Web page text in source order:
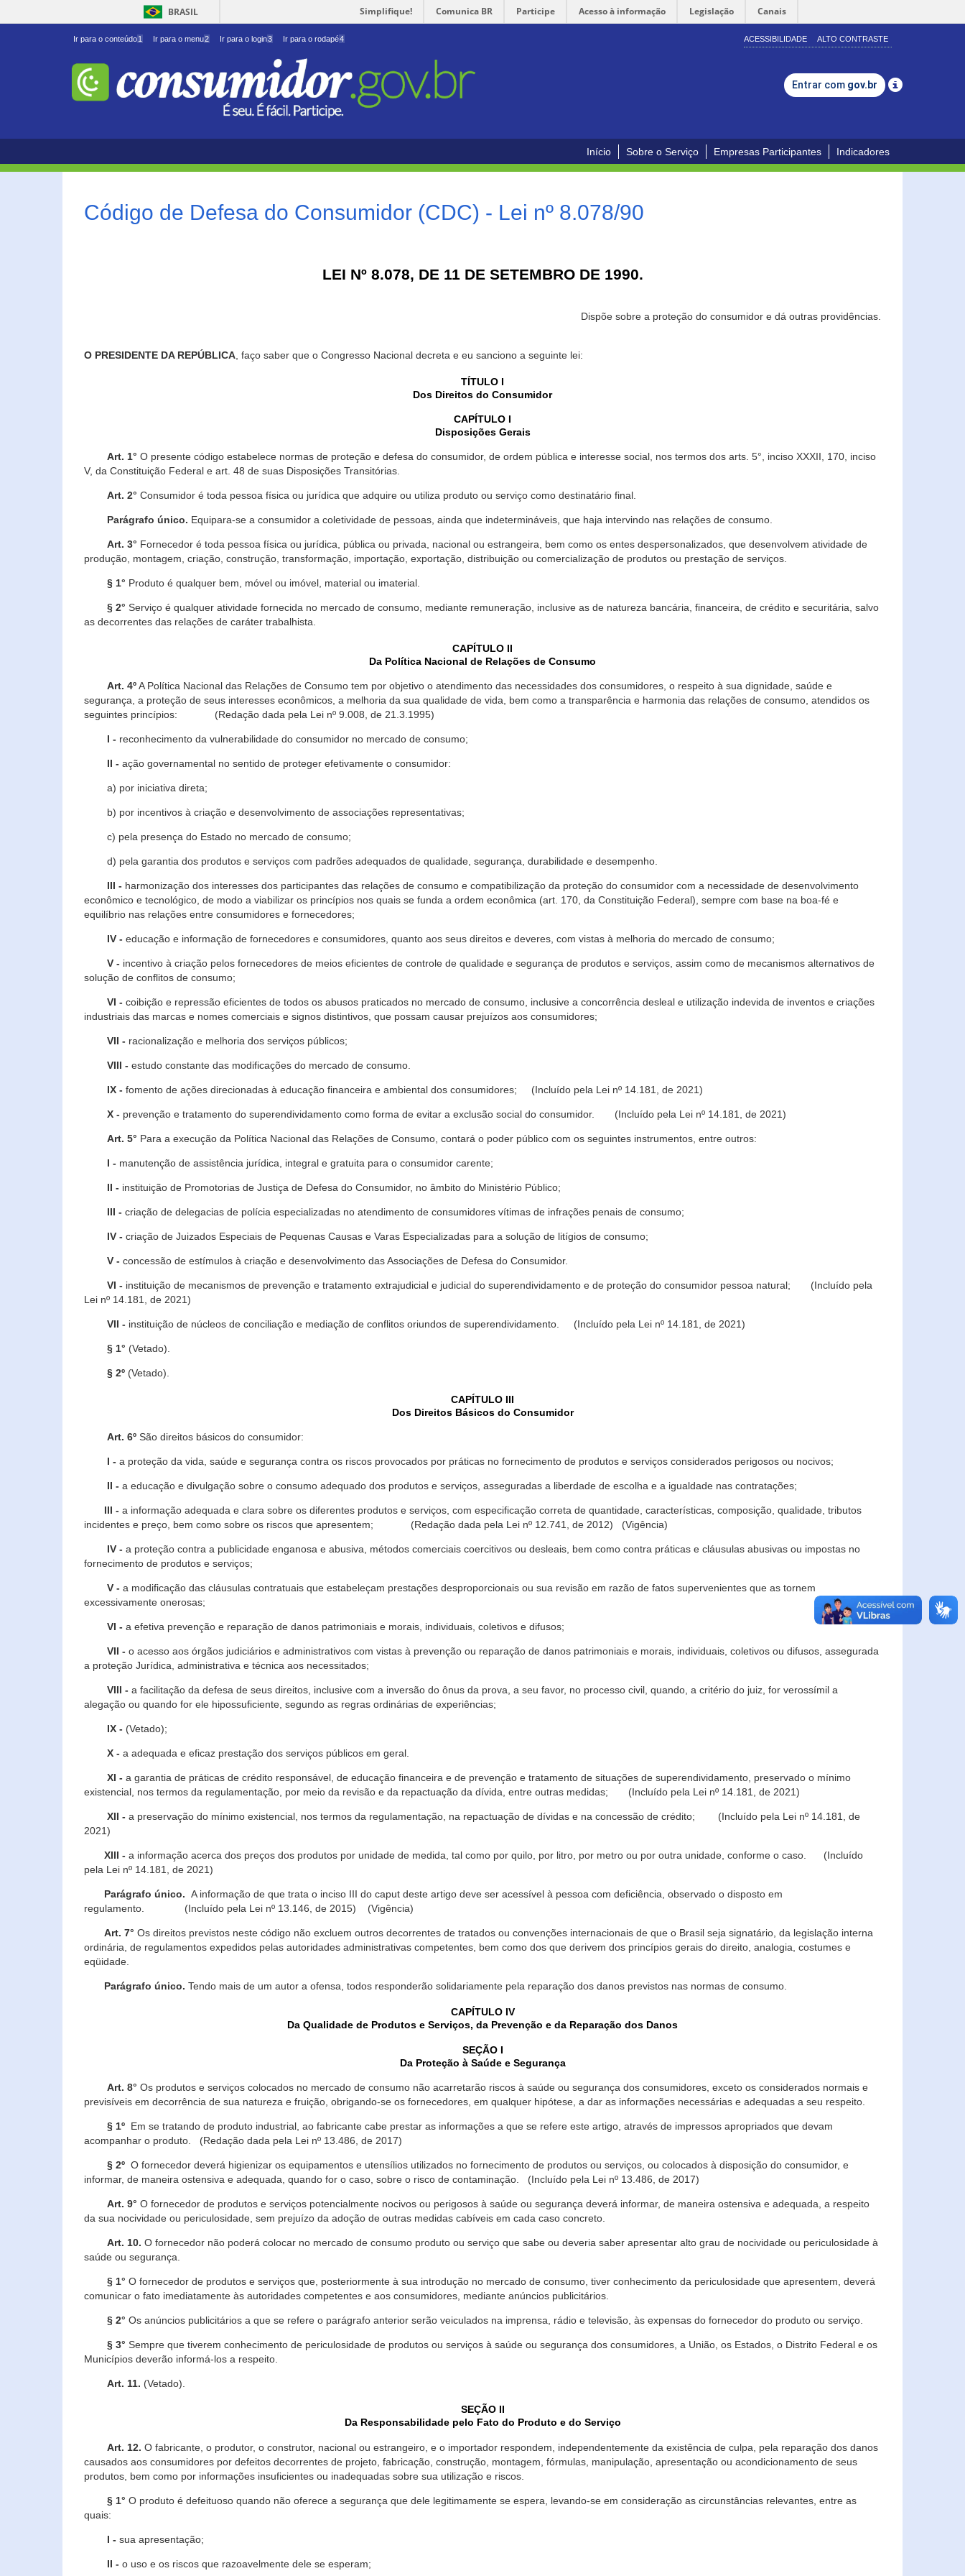
BRASIL Simplifique! Comunica BR Participe Acesso à informação Legislação Canais
Ir para o conteúdo1 Ir para o menu2 Ir para o login3 Ir para o rodapé4 ACESSIBILIDADE ALTO CONTRASTE
Entrar com gov.br
Início Sobre o Serviço Empresas Participantes Indicadores
Código de Defesa do Consumidor (CDC) - Lei nº 8.078/90
LEI Nº 8.078, DE 11 DE SETEMBRO DE 1990.
Dispõe sobre a proteção do consumidor e dá outras providências.
O PRESIDENTE DA REPÚBLICA, faço saber que o Congresso Nacional decreta e eu sanciono a seguinte lei:
TÍTULO I
Dos Direitos do Consumidor
CAPÍTULO I
Disposições Gerais
Art. 1° O presente código estabelece normas de proteção e defesa do consumidor, de ordem pública e interesse social, nos termos dos arts. 5°, inciso XXXII, 170, inciso
V, da Constituição Federal e art. 48 de suas Disposições Transitórias.
Art. 2° Consumidor é toda pessoa física ou jurídica que adquire ou utiliza produto ou serviço como destinatário final.
Parágrafo único. Equipara-se a consumidor a coletividade de pessoas, ainda que indetermináveis, que haja intervindo nas relações de consumo.
Art. 3° Fornecedor é toda pessoa física ou jurídica, pública ou privada, nacional ou estrangeira, bem como os entes despersonalizados, que desenvolvem atividade de
produção, montagem, criação, construção, transformação, importação, exportação, distribuição ou comercialização de produtos ou prestação de serviços.
§ 1° Produto é qualquer bem, móvel ou imóvel, material ou imaterial.
§ 2° Serviço é qualquer atividade fornecida no mercado de consumo, mediante remuneração, inclusive as de natureza bancária, financeira, de crédito e securitária, salvo
as decorrentes das relações de caráter trabalhista.
CAPÍTULO II
Da Política Nacional de Relações de Consumo
Art. 4ºA Política Nacional das Relações de Consumo tem por objetivo o atendimento das necessidades dos consumidores, o respeito à sua dignidade, saúde e
segurança, a proteção de seus interesses econômicos, a melhoria da sua qualidade de vida, bem como a transparência e harmonia das relações de consumo, atendidos os
seguintes princípios: (Redação dada pela Lei nº 9.008, de 21.3.1995)
I - reconhecimento da vulnerabilidade do consumidor no mercado de consumo;
II - ação governamental no sentido de proteger efetivamente o consumidor:
a) por iniciativa direta;
b) por incentivos à criação e desenvolvimento de associações representativas;
c) pela presença do Estado no mercado de consumo;
d) pela garantia dos produtos e serviços com padrões adequados de qualidade, segurança, durabilidade e desempenho.
III - harmonização dos interesses dos participantes das relações de consumo e compatibilização da proteção do consumidor com a necessidade de desenvolvimento
econômico e tecnológico, de modo a viabilizar os princípios nos quais se funda a ordem econômica (art. 170, da Constituição Federal), sempre com base na boa-fé e
equilíbrio nas relações entre consumidores e fornecedores;
IV - educação e informação de fornecedores e consumidores, quanto aos seus direitos e deveres, com vistas à melhoria do mercado de consumo;
V - incentivo à criação pelos fornecedores de meios eficientes de controle de qualidade e segurança de produtos e serviços, assim como de mecanismos alternativos de
solução de conflitos de consumo;
VI - coibição e repressão eficientes de todos os abusos praticados no mercado de consumo, inclusive a concorrência desleal e utilização indevida de inventos e criações
industriais das marcas e nomes comerciais e signos distintivos, que possam causar prejuízos aos consumidores;
VII - racionalização e melhoria dos serviços públicos;
VIII - estudo constante das modificações do mercado de consumo.
IX - fomento de ações direcionadas à educação financeira e ambiental dos consumidores; (Incluído pela Lei nº 14.181, de 2021)
X - prevenção e tratamento do superendividamento como forma de evitar a exclusão social do consumidor. (Incluído pela Lei nº 14.181, de 2021)
Art. 5° Para a execução da Política Nacional das Relações de Consumo, contará o poder público com os seguintes instrumentos, entre outros:
I - manutenção de assistência jurídica, integral e gratuita para o consumidor carente;
II - instituição de Promotorias de Justiça de Defesa do Consumidor, no âmbito do Ministério Público;
III - criação de delegacias de polícia especializadas no atendimento de consumidores vítimas de infrações penais de consumo;
IV - criação de Juizados Especiais de Pequenas Causas e Varas Especializadas para a solução de litígios de consumo;
V - concessão de estímulos à criação e desenvolvimento das Associações de Defesa do Consumidor.
VI - instituição de mecanismos de prevenção e tratamento extrajudicial e judicial do superendividamento e de proteção do consumidor pessoa natural; (Incluído pela
Lei nº 14.181, de 2021)
VII - instituição de núcleos de conciliação e mediação de conflitos oriundos de superendividamento. (Incluído pela Lei nº 14.181, de 2021)
§ 1° (Vetado).
§ 2º (Vetado).
CAPÍTULO III
Dos Direitos Básicos do Consumidor
Art. 6º São direitos básicos do consumidor:
I - a proteção da vida, saúde e segurança contra os riscos provocados por práticas no fornecimento de produtos e serviços considerados perigosos ou nocivos;
II - a educação e divulgação sobre o consumo adequado dos produtos e serviços, asseguradas a liberdade de escolha e a igualdade nas contratações;
III - a informação adequada e clara sobre os diferentes produtos e serviços, com especificação correta de quantidade, características, composição, qualidade, tributos
incidentes e preço, bem como sobre os riscos que apresentem; (Redação dada pela Lei nº 12.741, de 2012) (Vigência)
IV - a proteção contra a publicidade enganosa e abusiva, métodos comerciais coercitivos ou desleais, bem como contra práticas e cláusulas abusivas ou impostas no
fornecimento de produtos e serviços;
V - a modificação das cláusulas contratuais que estabeleçam prestações desproporcionais ou sua revisão em razão de fatos supervenientes que as tornem
excessivamente onerosas;
VI - a efetiva prevenção e reparação de danos patrimoniais e morais, individuais, coletivos e difusos;
VII - o acesso aos órgãos judiciários e administrativos com vistas à prevenção ou reparação de danos patrimoniais e morais, individuais, coletivos ou difusos, assegurada
a proteção Jurídica, administrativa e técnica aos necessitados;
VIII - a facilitação da defesa de seus direitos, inclusive com a inversão do ônus da prova, a seu favor, no processo civil, quando, a critério do juiz, for verossímil a
alegação ou quando for ele hipossuficiente, segundo as regras ordinárias de experiências;
IX - (Vetado);
X - a adequada e eficaz prestação dos serviços públicos em geral.
XI - a garantia de práticas de crédito responsável, de educação financeira e de prevenção e tratamento de situações de superendividamento, preservado o mínimo
existencial, nos termos da regulamentação, por meio da revisão e da repactuação da dívida, entre outras medidas; (Incluído pela Lei nº 14.181, de 2021)
XII - a preservação do mínimo existencial, nos termos da regulamentação, na repactuação de dívidas e na concessão de crédito; (Incluído pela Lei nº 14.181, de
2021)
XIII - a informação acerca dos preços dos produtos por unidade de medida, tal como por quilo, por litro, por metro ou por outra unidade, conforme o caso. (Incluído
pela Lei nº 14.181, de 2021)
Parágrafo único. A informação de que trata o inciso III do caput deste artigo deve ser acessível à pessoa com deficiência, observado o disposto em
regulamento. (Incluído pela Lei nº 13.146, de 2015) (Vigência)
Art. 7° Os direitos previstos neste código não excluem outros decorrentes de tratados ou convenções internacionais de que o Brasil seja signatário, da legislação interna
ordinária, de regulamentos expedidos pelas autoridades administrativas competentes, bem como dos que derivem dos princípios gerais do direito, analogia, costumes e
eqüidade.
Parágrafo único. Tendo mais de um autor a ofensa, todos responderão solidariamente pela reparação dos danos previstos nas normas de consumo.
CAPÍTULO IV
Da Qualidade de Produtos e Serviços, da Prevenção e da Reparação dos Danos
SEÇÃO I
Da Proteção à Saúde e Segurança
Art. 8° Os produtos e serviços colocados no mercado de consumo não acarretarão riscos à saúde ou segurança dos consumidores, exceto os considerados normais e
previsíveis em decorrência de sua natureza e fruição, obrigando-se os fornecedores, em qualquer hipótese, a dar as informações necessárias e adequadas a seu respeito.
§ 1º Em se tratando de produto industrial, ao fabricante cabe prestar as informações a que se refere este artigo, através de impressos apropriados que devam
acompanhar o produto. (Redação dada pela Lei nº 13.486, de 2017)
§ 2º O fornecedor deverá higienizar os equipamentos e utensílios utilizados no fornecimento de produtos ou serviços, ou colocados à disposição do consumidor, e
informar, de maneira ostensiva e adequada, quando for o caso, sobre o risco de contaminação. (Incluído pela Lei nº 13.486, de 2017)
Art. 9° O fornecedor de produtos e serviços potencialmente nocivos ou perigosos à saúde ou segurança deverá informar, de maneira ostensiva e adequada, a respeito
da sua nocividade ou periculosidade, sem prejuízo da adoção de outras medidas cabíveis em cada caso concreto.
Art. 10. O fornecedor não poderá colocar no mercado de consumo produto ou serviço que sabe ou deveria saber apresentar alto grau de nocividade ou periculosidade à
saúde ou segurança.
§ 1° O fornecedor de produtos e serviços que, posteriormente à sua introdução no mercado de consumo, tiver conhecimento da periculosidade que apresentem, deverá
comunicar o fato imediatamente às autoridades competentes e aos consumidores, mediante anúncios publicitários.
§ 2° Os anúncios publicitários a que se refere o parágrafo anterior serão veiculados na imprensa, rádio e televisão, às expensas do fornecedor do produto ou serviço.
§ 3° Sempre que tiverem conhecimento de periculosidade de produtos ou serviços à saúde ou segurança dos consumidores, a União, os Estados, o Distrito Federal e os
Municípios deverão informá-los a respeito.
Art. 11. (Vetado).
SEÇÃO II
Da Responsabilidade pelo Fato do Produto e do Serviço
Art. 12. O fabricante, o produtor, o construtor, nacional ou estrangeiro, e o importador respondem, independentemente da existência de culpa, pela reparação dos danos
causados aos consumidores por defeitos decorrentes de projeto, fabricação, construção, montagem, fórmulas, manipulação, apresentação ou acondicionamento de seus
produtos, bem como por informações insuficientes ou inadequadas sobre sua utilização e riscos.
§ 1° O produto é defeituoso quando não oferece a segurança que dele legitimamente se espera, levando-se em consideração as circunstâncias relevantes, entre as
quais:
I - sua apresentação;
II - o uso e os riscos que razoavelmente dele se esperam;